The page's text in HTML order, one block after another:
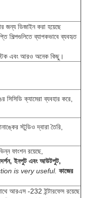
জন্য ডিজাইন করা হয়েছে
শিল্পগুলিতে ব্যাপকভাবে ব্যবহৃত
এবং আরও অনেক কিছু।
ক্যামেরা ব্যবহার করে,
স্টুডিও দ্বারা তৈরি,
ফাংশন রয়েছে,
ইনপুট এবং আউটপুট,
is very useful. কাজের
আরএস -232 ইন্টারফেস রয়েছে